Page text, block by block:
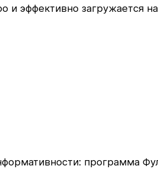
и эффективно загружается
программа